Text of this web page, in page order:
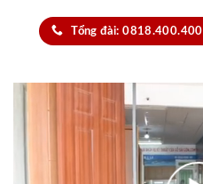
Tổng đài: 0818.400.400